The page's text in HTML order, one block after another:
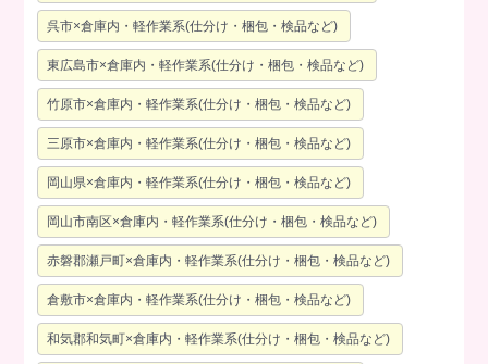
呉市×倉庫内・軽作業系(仕分け・梱包・検品など)
東広島市×倉庫内・軽作業系(仕分け・梱包・検品など)
竹原市×倉庫内・軽作業系(仕分け・梱包・検品など)
三原市×倉庫内・軽作業系(仕分け・梱包・検品など)
岡山県×倉庫内・軽作業系(仕分け・梱包・検品など)
岡山市南区×倉庫内・軽作業系(仕分け・梱包・検品など)
赤磐郡瀬戸町×倉庫内・軽作業系(仕分け・梱包・検品など)
倉敷市×倉庫内・軽作業系(仕分け・梱包・検品など)
和気郡和気町×倉庫内・軽作業系(仕分け・梱包・検品など)